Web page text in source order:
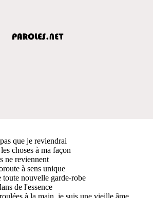
que je reviendrai
choses à ma façon
ne reviennent
à sens unique
toute nouvelle garde-robe
de l'essence
à la main, je suis une vieille âme